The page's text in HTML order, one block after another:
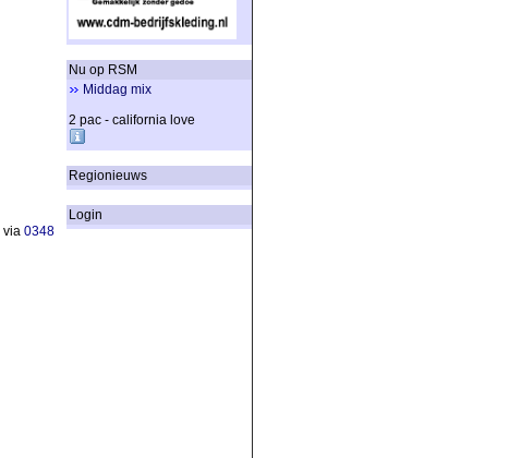
via 0348
Nu op RSM
Middag mix
2 pac - california love
Regionieuws
Login